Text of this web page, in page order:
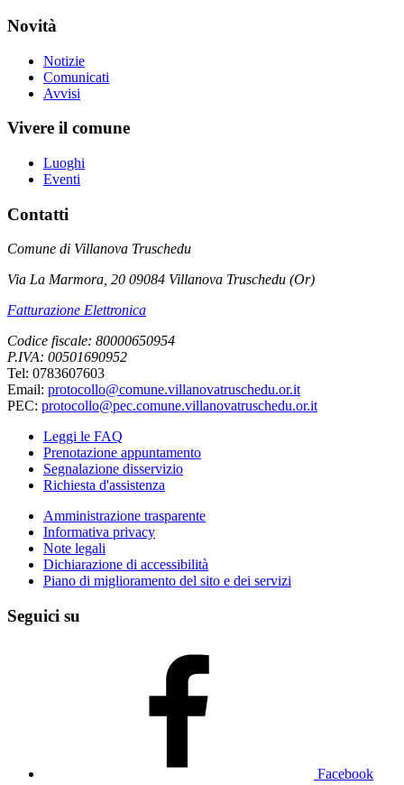
Novità
Notizie
Comunicati
Avvisi
Vivere il comune
Luoghi
Eventi
Contatti
Comune di Villanova Truschedu
Via La Marmora, 20 09084 Villanova Truschedu (Or)
Fatturazione Elettronica
Codice fiscale: 80000650954
P.IVA: 00501690952
Tel: 0783607603
Email: protocollo@comune.villanovatruschedu.or.it
PEC: protocollo@pec.comune.villanovatruschedu.or.it
Leggi le FAQ
Prenotazione appuntamento
Segnalazione disservizio
Richiesta d'assistenza
Amministrazione trasparente
Informativa privacy
Note legali
Dichiarazione di accessibilità
Piano di miglioramento del sito e dei servizi
Seguici su
Facebook